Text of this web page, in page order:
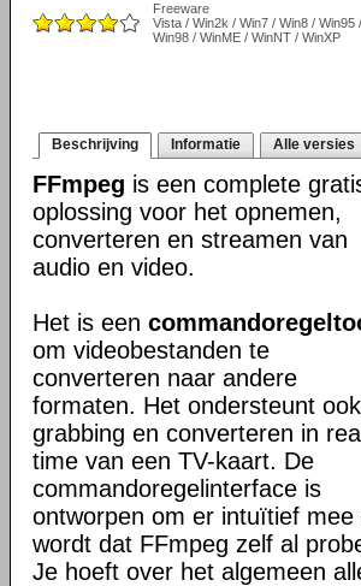
Freeware
Vista / Win2k / Win7 / Win8 / Win95 /
Win98 / WinME / WinNT / WinXP
Beschrijving Informatie Alle versies
FFmpeg is een complete
oplossing voor het opnemen,
converteren en streamen van
audio en video.
Het is een
om videobestanden te
converteren naar andere
formaten. Het ondersteunt ook
grabbing en converteren in
time van een TV-kaart. De
commandoregelinterface is
ontworpen om er intuïtief
wordt dat FFmpeg zelf al
Je hoeft over het algemeen